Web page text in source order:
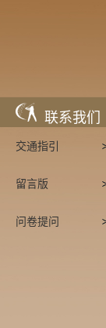
联系我们
交通指引
留言版
问卷提问